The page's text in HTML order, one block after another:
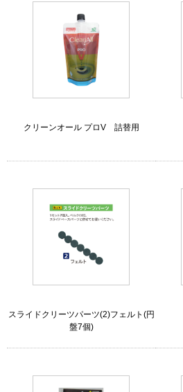
クリーンオール プロV 詰替用
スライドクリーツパーツ(2)フェルト(円
盤7個)